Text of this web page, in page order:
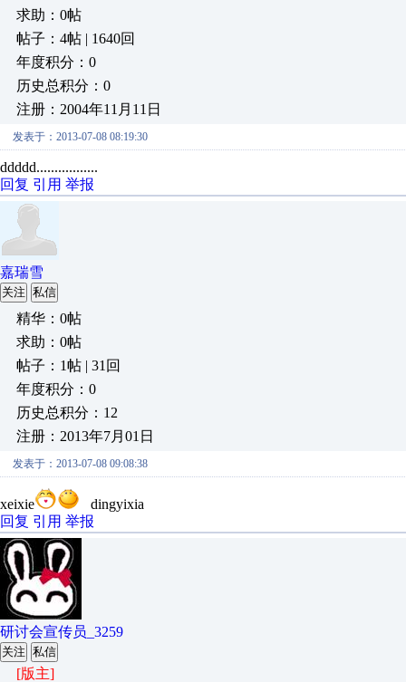
求助：0帖
帖子：4帖 | 1640回
年度积分：0
历史总积分：0
注册：2004年11月11日
发表于：2013-07-08 08:19:30
ddddd.................
回复 引用 举报
嘉瑞雪
关注 私信
精华：0帖
求助：0帖
帖子：1帖 | 31回
年度积分：0
历史总积分：12
注册：2013年7月01日
发表于：2013-07-08 09:08:38
xeixie
dingyixia
回复 引用 举报
研讨会宣传员_3259
关注 私信
[版主]